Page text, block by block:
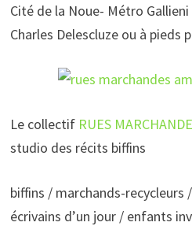
Cité de la Noue- Métro
Charles Delescluze ou à pieds
Le collectif RUES
studio des récits biffins
biffins / marchands-
écrivains d’un jour / enfants